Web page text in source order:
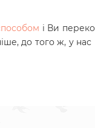
і Ви
до того ж, у нас